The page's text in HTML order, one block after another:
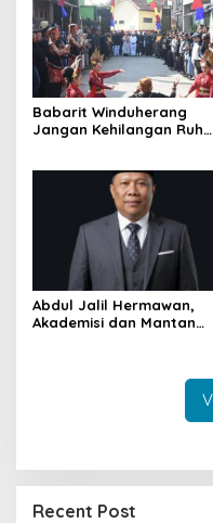
Babarit Winduherang
Jangan Kehilangan Ruh
Abdul Jalil Hermawan,
Akademisi dan Mantan
Recent Post